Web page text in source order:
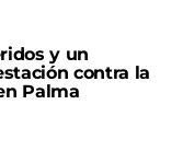
y un
contra la
Palma